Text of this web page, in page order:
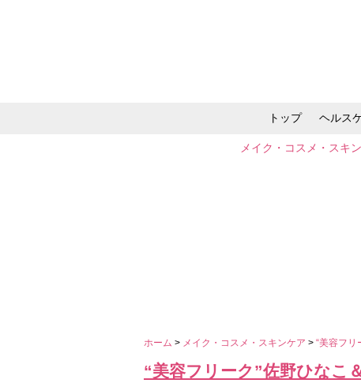
トップ ヘルス
メイク・コスメ・スキ
ホーム > メイク・コスメ・スキンケア > “美容フ
“美容フリーク”佐野ひなこ